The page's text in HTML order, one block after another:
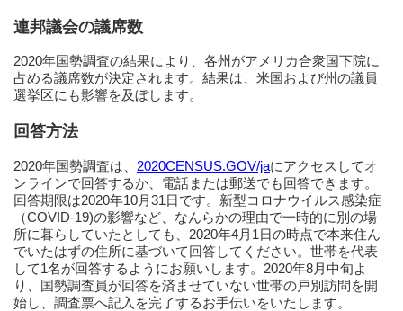
連邦議会の議席数
2020年国勢調査の結果により、各州がアメリカ合衆国下院に
占める議席数が決定されます。結果は、米国および州の議員
選挙区にも影響を及ぼします。
回答方法
2020年国勢調査は、 2020CENSUS.GOV/jaにアクセスしてオ
ンラインで回答するか、電話または郵送でも回答できます。
回答期限は2020年10月31日です。新型コロナウイルス感染症
（COVID-19)の影響など、なんらかの理由で一時的に別の場
所に暮らしていたとしても、2020年4月1日の時点で本来住ん
でいたはずの住所に基づいて回答してください。世帯を代表
して1名が回答するようにお願いします。2020年8月中旬よ
り、国勢調査員が回答を済ませていない世帯の戸別訪問を開
始し、調査票へ記入を完了するお手伝いをいたします。